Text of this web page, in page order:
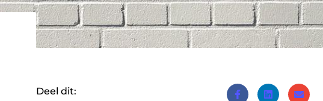
Deel dit: